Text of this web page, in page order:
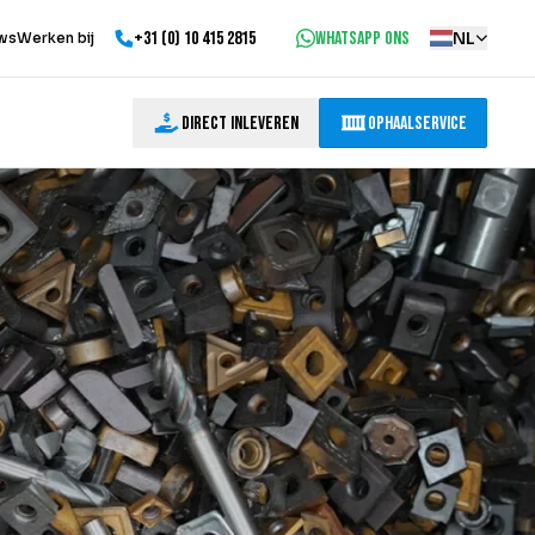
Werken bij +31 (0) 10 415 2815 WhatsApp ons NL
Direct inleveren Ophaalservice